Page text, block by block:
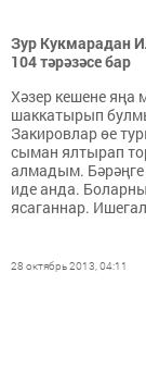
Зур Кукмарадан
104 тәрәзәсе бар
Хәзер кешене яңа
шаккатырып
Закировлар өе
сыман ялтырап
алмадым. Бәрәңге
иде анда.
ясаганнар.
28 октябрь 2013, 04:11